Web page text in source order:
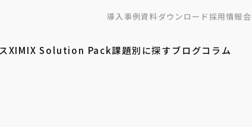
導入事例資料ダウンロード採用情報
XIMIX Solution Pack課題別に探すブログコラム